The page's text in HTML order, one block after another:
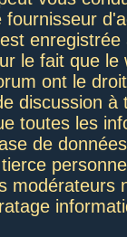
le fait que
ont le
discussion
toutes les
de